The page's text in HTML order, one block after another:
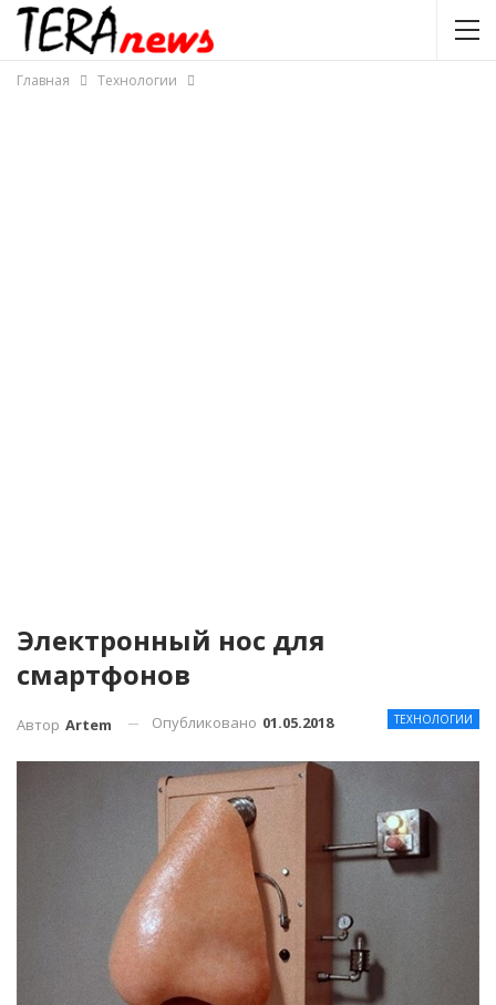
Главная Технологии
Электронный нос для
смартфонов
ТЕХНОЛОГИИ
Автор Artem Опубликовано 01.05.2018